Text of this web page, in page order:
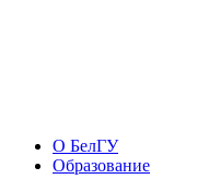
О БелГУ
Образование